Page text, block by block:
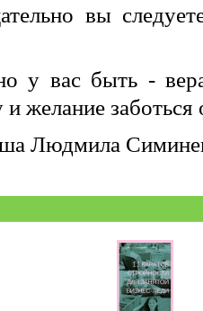
вы
у вас быть -
желание заботься
Людмила